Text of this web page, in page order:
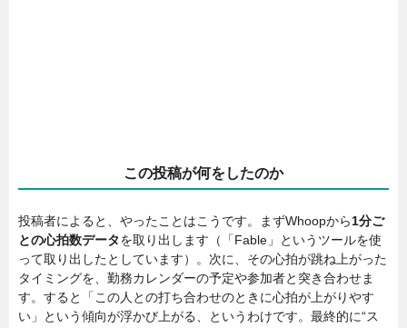
この投稿が何をしたのか
投稿者によると、やったことはこうです。まずWhoopから1分ご
との心拍数データを取り出します（「Fable」というツールを使
って取り出したとしています）。次に、その心拍が跳ね上がった
タイミングを、勤務カレンダーの予定や参加者と突き合わせま
す。すると「この人との打ち合わせのときに心拍が上がりやす
い」という傾向が浮かび上がる、というわけです。最終的に“ス